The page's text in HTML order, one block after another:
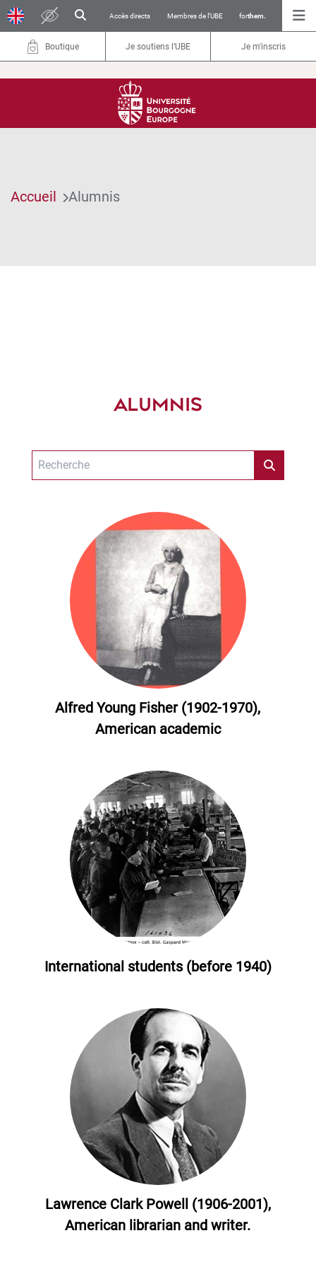
Accès directs Membres de l’UBE forthem.
Boutique Je soutiens l’UBE Je m'inscris
Accueil Alumnis
ALUMNIS
Alfred Young Fisher (1902-1970),
American academic
International students (before 1940)
Lawrence Clark Powell (1906-2001),
American librarian and writer.